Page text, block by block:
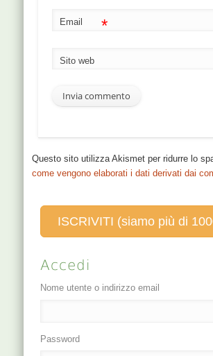
Email *
Sito web
Questo sito utilizza Akismet per ridurre lo
come vengono elaborati i dati derivati dai
ISCRIVITI (siamo più di
Accedi
Nome utente o indirizzo email
Password